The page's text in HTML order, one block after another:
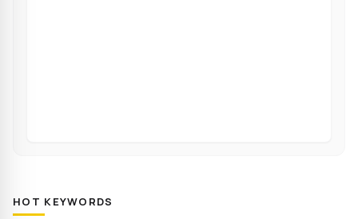
HOT KEYWORDS